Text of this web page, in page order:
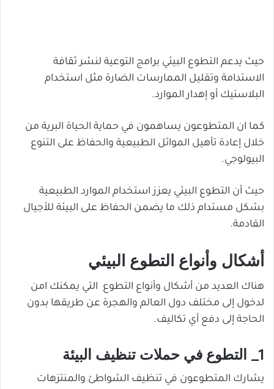
حيث يدعم التطوع البيئي برامج التوعية لنشر ثقافة
الاستدامة وتقليل الممارسات الضارة مثل استخدام
البلاستيك أو إهدار الموارد.
كما ان المتطوعون يساهمون في حماية الحياة البرية من
خلال إعادة تأهيل الموائل الطبيعية والحفاظ على التنوع
البيولوجي.
حيث أن التطوع البيئي يعزز استخدام الموارد الطبيعية
بشكل مستدام ذلك ما يضمن الحفاظ على البيئة للأجيال
القادمة.
أشكال وأنواع التطوع البيئي
هناك العديد من أشكال وأنواع التطوع التي يمكنك امن
لدخول إلى مختلف دول العالم والهجرة عن طريقها بدون
الحاجة إلى دفع أي تكاليف.
1_ التطوع في حملات تنظيف البيئة
يشارك المتطوعون في تنظيف الشواطئ والمنتزهات